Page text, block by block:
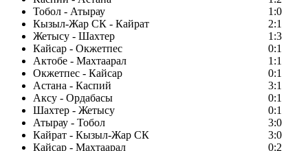
Тобол - Атырау
1:0
Кызыл-Жар СК - Кайрат
2:1
Жетысу - Шахтер
1:3
Кайсар - Окжетпес
0:1
Актобе - Махтаарал
1:1
Окжетпес - Кайсар
0:1
Астана - Каспий
3:1
Аксу - Ордабасы
0:1
Шахтер - Жетысу
0:1
Атырау - Тобол
3:0
Кайрат - Кызыл-Жар СК
3:0
Кайсар - Махтаарал
0:2